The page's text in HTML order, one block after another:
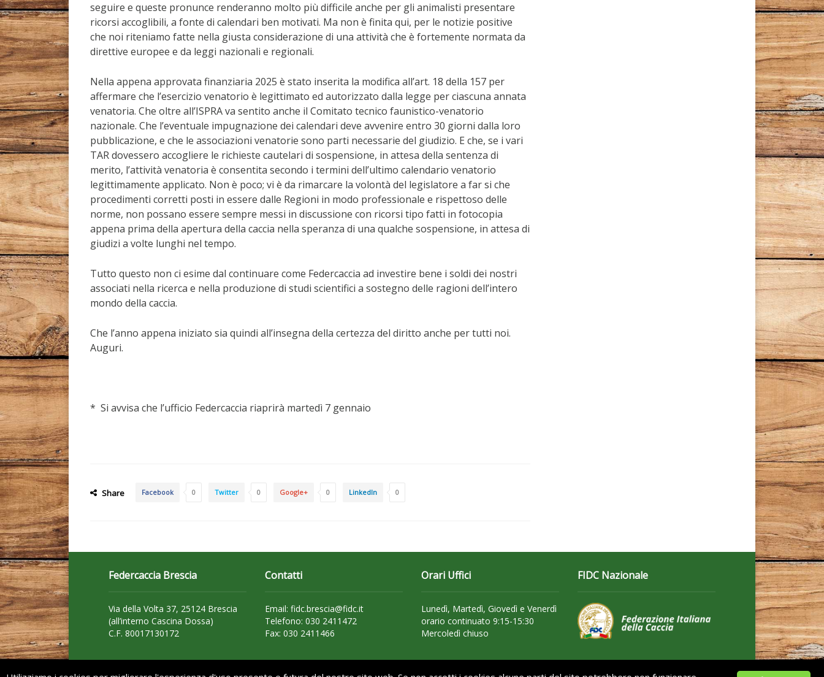
seguire e queste pronunce renderanno molto più difficile anche per gli animalisti presentare
ricorsi accoglibili, a fonte di calendari ben motivati. Ma non è finita qui, per le notizie positive
che noi riteniamo fatte nella giusta considerazione di una attività che è fortemente normata da
direttive europee e da leggi nazionali e regionali.
Nella appena approvata finanziaria 2025 è stato inserita la modifica all’art. 18 della 157 per
affermare che l’esercizio venatorio è legittimato ed autorizzato dalla legge per ciascuna annata
venatoria. Che oltre all’ISPRA va sentito anche il Comitato tecnico faunistico-venatorio
nazionale. Che l’eventuale impugnazione dei calendari deve avvenire entro 30 giorni dalla loro
pubblicazione, e che le associazioni venatorie sono parti necessarie del giudizio. E che, se i vari
TAR dovessero accogliere le richieste cautelari di sospensione, in attesa della sentenza di
merito, l’attività venatoria è consentita secondo i termini dell’ultimo calendario venatorio
legittimamente applicato. Non è poco; vi è da rimarcare la volontà del legislatore a far si che
procedimenti corretti posti in essere dalle Regioni in modo professionale e rispettoso delle
norme, non possano essere sempre messi in discussione con ricorsi tipo fatti in fotocopia
appena prima della apertura della caccia nella speranza di una qualche sospensione, in attesa di
giudizi a volte lunghi nel tempo.
Tutto questo non ci esime dal continuare come Federcaccia ad investire bene i soldi dei nostri
associati nella ricerca e nella produzione di studi scientifici a sostegno delle ragioni dell’intero
mondo della caccia.
Che l’anno appena iniziato sia quindi all’insegna della certezza del diritto anche per tutti noi.
Auguri.
* Si avvisa che l’ufficio Federcaccia riaprirà martedì 7 gennaio
Share Facebook 0 Twitter 0 Google+ 0 LinkedIn 0
Federcaccia Brescia
Via della Volta 37, 25124 Brescia
(all’interno Cascina Dossa)
C.F. 80017130172
Contatti
Email: fidc.brescia@fidc.it
Telefono: 030 2411472
Fax: 030 2411466
Orari Uffici
Lunedì, Martedì, Giovedì e Venerdì
orario continuato 9:15-15:30
Mercoledì chiuso
FIDC Nazionale